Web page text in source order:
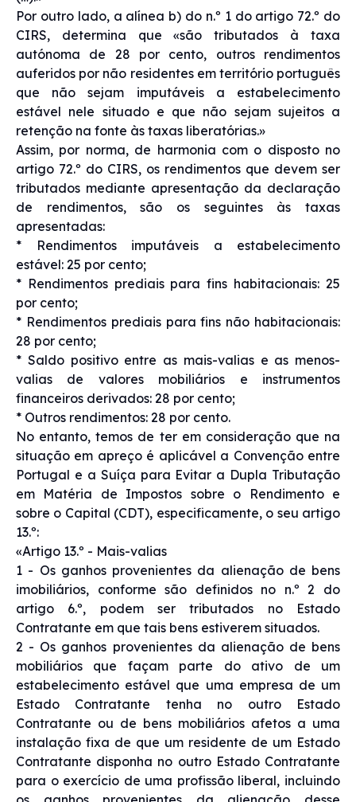
Por outro lado, a alínea b) do n.º 1 do artigo 72.º do
CIRS, determina que «são tributados à taxa
autónoma de 28 por cento, outros rendimentos
auferidos por não residentes em território português
que não sejam imputáveis a estabelecimento
estável nele situado e que não sejam sujeitos a
retenção na fonte às taxas liberatórias.»
Assim, por norma, de harmonia com o disposto no
artigo 72.º do CIRS, os rendimentos que devem ser
tributados mediante apresentação da declaração
de rendimentos, são os seguintes às taxas
apresentadas:
* Rendimentos imputáveis a estabelecimento
estável: 25 por cento;
* Rendimentos prediais para fins habitacionais: 25
por cento;
* Rendimentos prediais para fins não habitacionais:
28 por cento;
* Saldo positivo entre as mais-valias e as menos-
valias de valores mobiliários e instrumentos
financeiros derivados: 28 por cento;
* Outros rendimentos: 28 por cento.
No entanto, temos de ter em consideração que na
situação em apreço é aplicável a Convenção entre
Portugal e a Suíça para Evitar a Dupla Tributação
em Matéria de Impostos sobre o Rendimento e
sobre o Capital (CDT), especificamente, o seu artigo
13.º:
«Artigo 13.º - Mais-valias
1 - Os ganhos provenientes da alienação de bens
imobiliários, conforme são definidos no n.º 2 do
artigo 6.º, podem ser tributados no Estado
Contratante em que tais bens estiverem situados.
2 - Os ganhos provenientes da alienação de bens
mobiliários que façam parte do ativo de um
estabelecimento estável que uma empresa de um
Estado Contratante tenha no outro Estado
Contratante ou de bens mobiliários afetos a uma
instalação fixa de que um residente de um Estado
Contratante disponha no outro Estado Contratante
para o exercício de uma profissão liberal, incluindo